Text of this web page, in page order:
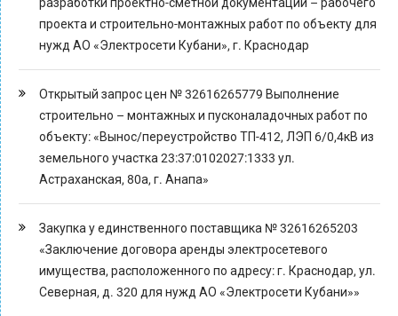
проекта и строительно-монтажных работ по объекту для
нужд АО «Электросети Кубани», г. Краснодар
Открытый запрос цен № 32616265779 Выполнение
строительно – монтажных и пусконаладочных работ по
объекту: «Вынос/переустройство ТП-412, ЛЭП 6/0,4кВ из
земельного участка 23:37:0102027:1333 ул.
Астраханская, 80а, г. Анапа»
Закупка у единственного поставщика № 32616265203
«Заключение договора аренды электросетевого
имущества, расположенного по адресу: г. Краснодар, ул.
Северная, д. 320 для нужд АО «Электросети Кубани»»